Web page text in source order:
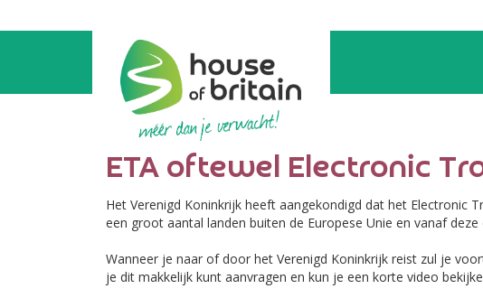
ETA oftewel Electronic
Het Verenigd Koninkrijk heeft aangekondigd dat het Electronic
een groot aantal landen buiten de Europese Unie en vanaf
Wanneer je naar of door het Verenigd Koninkrijk reist zul je
je dit makkelijk kunt aanvragen en kun je een korte video